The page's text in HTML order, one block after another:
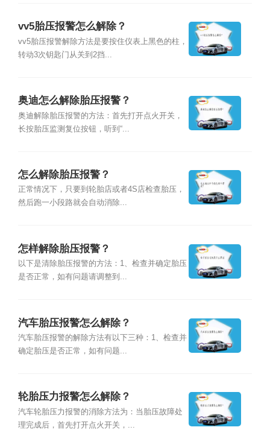
vv5胎压报警怎么解除？
vv5胎压报警解除方法是要按住仪表上黑色的柱，
转动3次钥匙门从关到2挡...
奥迪怎么解除胎压报警？
奥迪解除胎压报警的方法：首先打开点火开关，
长按胎压监测复位按钮，听到“...
怎么解除胎压报警？
正常情况下，只要到轮胎店或者4S店检查胎压，
然后跑一小段路就会自动消除...
怎样解除胎压报警？
以下是清除胎压报警的方法：1、检查并确定胎压
是否正常，如有问题请调整到...
汽车胎压报警怎么解除？
汽车胎压报警的解除方法有以下三种：1、检查并
确定胎压是否正常，如有问题...
轮胎压力报警怎么解除？
汽车轮胎压力报警的消除方法为：当胎压故障处
理完成后，首先打开点火开关，...